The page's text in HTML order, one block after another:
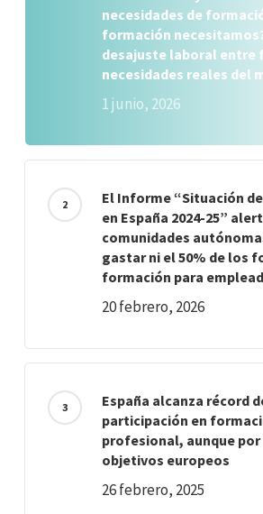
necesidades de
formación
desajuste laboral entre
necesidades reales del
1 junio, 2026
El Informe “Situación
en España 2024-25”
comunidades
gastar ni el 50% de los
formación para
20 febrero, 2026
España alcanza récord
participación en
profesional, aunque por
objetivos europeos
26 febrero, 2025